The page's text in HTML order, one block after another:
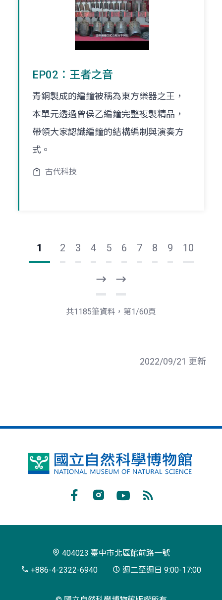
EP02：王者之音
青銅製成的編鐘被稱為東方樂器之王，
本單元透過曾侯乙編鐘完整複製精品，
帶領大家認識編鐘的結構編制與演奏方
式。
古代科技
1 2 3 4 5 6 7 8 9 10
一
頁
後
一
共1185筆資料，第1/60頁
2022/09/21 更新
國
博
閱
404023 臺中市北區館前路一號
+886-4-2322-6940
週二至週日 9:00-17:00